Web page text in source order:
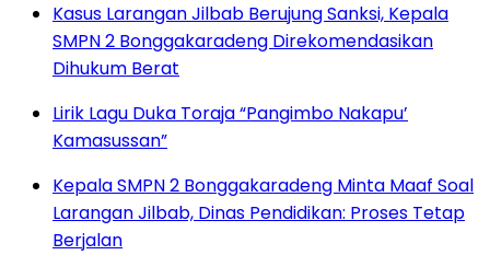
Kasus Larangan Jilbab Berujung Sanksi, Kepala
SMPN 2 Bonggakaradeng Direkomendasikan
Dihukum Berat
Lirik Lagu Duka Toraja “Pangimbo Nakapu’
Kamasussan”
Kepala SMPN 2 Bonggakaradeng Minta Maaf Soal
Larangan Jilbab, Dinas Pendidikan: Proses Tetap
Berjalan